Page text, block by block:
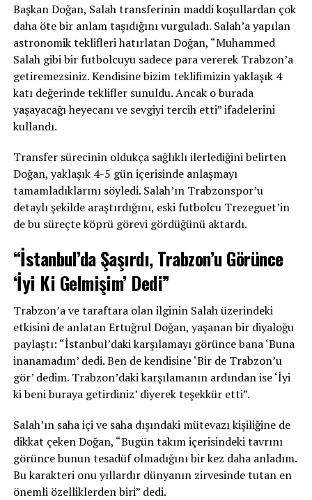
Başkan Doğan, Salah transferinin maddi koşullardan çok
daha öte bir anlam taşıdığını vurguladı. Salah’a yapılan
astronomik teklifleri hatırlatan Doğan, “Muhammed
Salah gibi bir futbolcuyu sadece para vererek Trabzon’a
getiremezsiniz. Kendisine bizim teklifimizin yaklaşık 4
katı değerinde teklifler sunuldu. Ancak o burada
yaşayacağı heyecanı ve sevgiyi tercih etti” ifadelerini
kullandı.
Transfer sürecinin oldukça sağlıklı ilerlediğini belirten
Doğan, yaklaşık 4-5 gün içerisinde anlaşmayı
tamamladıklarını söyledi. Salah’ın Trabzonspor’u
detaylı şekilde araştırdığını, eski futbolcu Trezeguet’in
de bu süreçte köprü görevi gördüğünü aktardı.
“İstanbul’da Şaşırdı, Trabzon’u Görünce
‘İyi Ki Gelmişim’ Dedi”
Trabzon’a ve taraftara olan ilginin Salah üzerindeki
etkisini de anlatan Ertuğrul Doğan, yaşanan bir diyaloğu
paylaştı: “İstanbul’daki karşılamayı görünce bana ‘Buna
inanamadım’ dedi. Ben de kendisine ‘Bir de Trabzon’u
gör’ dedim. Trabzon’daki karşılamanın ardından ise ‘İyi
ki beni buraya getirdiniz’ diyerek teşekkür etti”.
Salah’ın saha içi ve saha dışındaki mütevazı kişiliğine de
dikkat çeken Doğan, “Bugün takım içerisindeki tavrını
görünce bunun tesadüf olmadığını bir kez daha anladım.
Bu karakteri onu yıllardır dünyanın zirvesinde tutan en
önemli özelliklerden biri” dedi.